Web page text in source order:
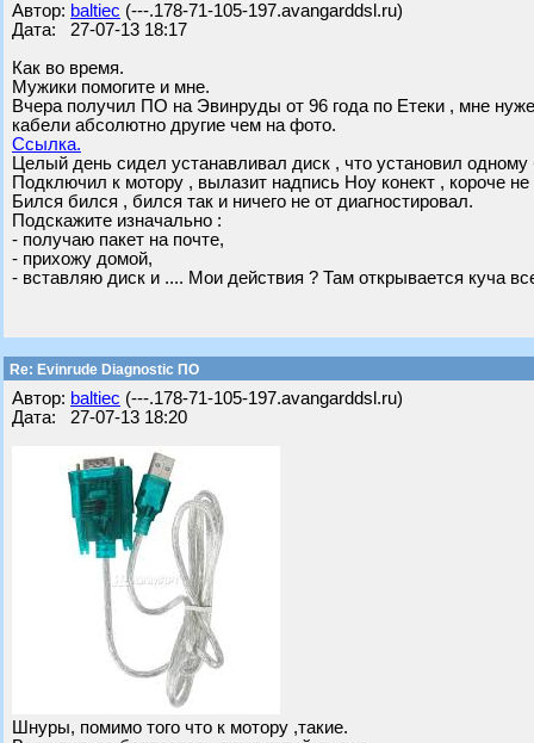
Автор: baltiec (---.178-71-105-197.avangarddsl.ru)
Дата: 27-07-13 18:17
Как во время.
Мужики помогите и мне.
Вчера получил ПО на Эвинруды от 96 года по Етеки , мне
кабели абсолютно другие чем на фото.
Ссылка.
Целый день сидел устанавливал диск , что установил одному
Подключил к мотору , вылазит надпись Ноу конект , короче
Бился бился , бился так и ничего не от диагностировал.
Подскажите изначально :
- получаю пакет на почте,
- прихожу домой,
- вставляю диск и .... Мои действия ? Там открывается куча
Re: Evinrude Diagnostic ПО
Автор: baltiec (---.178-71-105-197.avangarddsl.ru)
Дата: 27-07-13 18:20
Шнуры, помимо того что к мотору ,такие.